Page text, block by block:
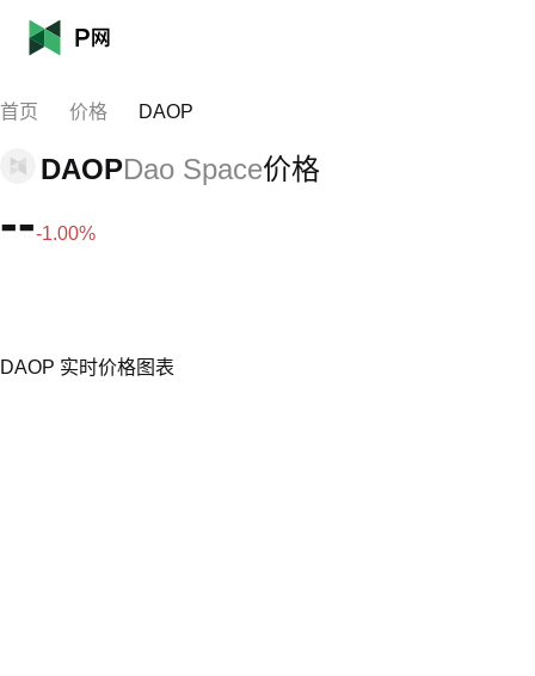
首页 价格 DAOP
DAOPDao Space价格
---1.00%
DAOP 实时价格图表